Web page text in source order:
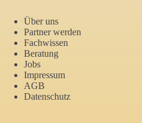
Über uns
Partner werden
Fachwissen
Beratung
Jobs
Impressum
AGB
Datenschutz